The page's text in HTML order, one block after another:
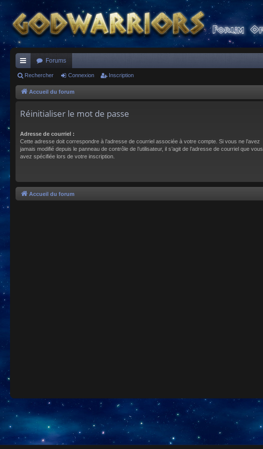
ac
co
s
Forums
Rechercher Connexion Inscription
Accueil du forum
Réinitialiser le mot de passe
Adresse de courriel :
Cette adresse doit correspondre à l’adresse de courriel associée à votre compte. Si vous ne l’avez
jamais modifié depuis le panneau de contrôle de l’utilisateur, il s’agit de l’adresse de courriel que vous
avez spécifiée lors de votre inscription.
Accueil du forum